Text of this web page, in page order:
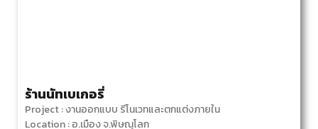
ร้านนัทเบเกอรี่
Project : งานออกแบบ รีโนเวทและตกแต่งภายใน
Location : อ.เมือง จ.พิษณุโลก